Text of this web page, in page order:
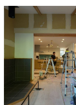
tomohouseinc